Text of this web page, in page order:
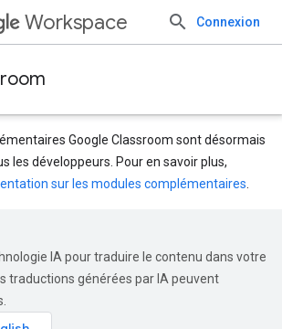
Workspace Connexion
Google Classroom sont désormais
les développeurs. Pour en savoir plus,
sur les modules complémentaires
IA pour traduire le contenu dans votre
traductions générées par IA peuvent